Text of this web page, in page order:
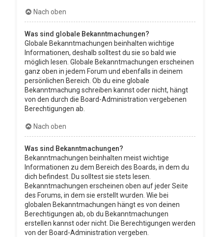
Nach oben
Was sind globale Bekanntmachungen?
Globale Bekanntmachungen beinhalten wichtige
Informationen, deshalb solltest du sie so bald wie
möglich lesen. Globale Bekanntmachungen erscheinen
ganz oben in jedem Forum und ebenfalls in deinem
persönlichen Bereich. Ob du eine globale
Bekanntmachung schreiben kannst oder nicht, hängt
von den durch die Board-Administration vergebenen
Berechtigungen ab.
Nach oben
Was sind Bekanntmachungen?
Bekanntmachungen beinhalten meist wichtige
Informationen zu dem Bereich des Boards, in dem du
dich befindest. Du solltest sie stets lesen.
Bekanntmachungen erscheinen oben auf jeder Seite
des Forums, in dem sie erstellt wurden. Wie bei
globalen Bekanntmachungen hängt es von deinen
Berechtigungen ab, ob du Bekanntmachungen
erstellen kannst oder nicht. Die Berechtigungen werden
von der Board-Administration vergeben.